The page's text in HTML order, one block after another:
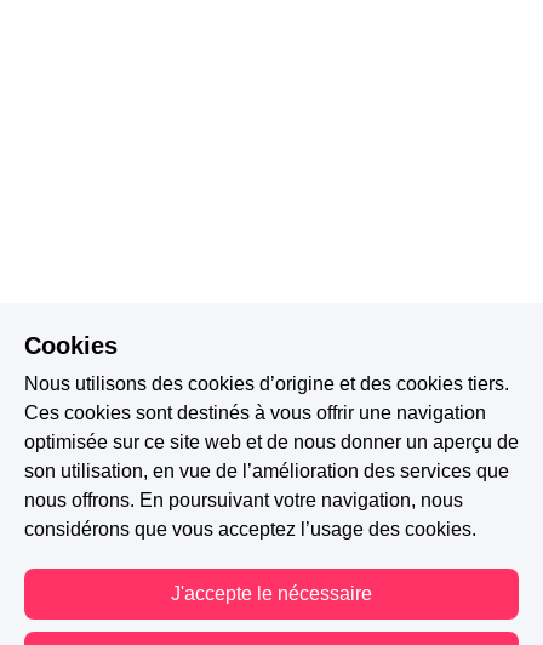
Cookies
Nous utilisons des cookies d’origine et des cookies tiers.
Ces cookies sont destinés à vous offrir une navigation
optimisée sur ce site web et de nous donner un aperçu de
son utilisation, en vue de l’amélioration des services que
nous offrons. En poursuivant votre navigation, nous
considérons que vous acceptez l’usage des cookies.
J'accepte le nécessaire